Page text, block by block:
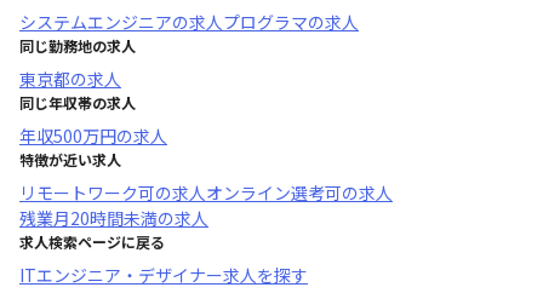
システムエンジニアの求人プログラマの求人
同じ勤務地の求人
東京都の求人
同じ年収帯の求人
年収500万円の求人
特徴が近い求人
リモートワーク可の求人オンライン選考可の求人
残業月20時間未満の求人
求人検索ページに戻る
ITエンジニア・デザイナー求人を探す